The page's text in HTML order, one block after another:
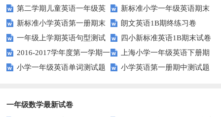
1AB测试卷
第二学期儿童英语一年级英
语期末试卷
新标准小学一年级英语期末
质量检测题
新标准小学英语第一册期末
测试题
朗文英语1B期终练习卷
一年级上学期英语句型测试
题
四小新标准英语1B期末试卷
2016-2017学年度第一学期一
起一年级英语期中试卷
上海小学一年级英语下册期
中试卷
小学一年级英语单词测试题 小学英语第一册期中测试题
一年级数学最新试卷